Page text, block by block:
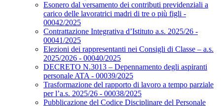
Esonero dal versamento dei contributi previdenziali a
carico delle lavoratrici madri di tre o più figli -
00042/2025
Contrattazione Integrativa d’Istituto a.s. 2025/26 -
00041/2025
Elezioni dei rappresentanti nei Consigli di Classe – a.s.
2025/2026 - 00040/2025
DECRETO N.3013 – Depennamento degli aspiranti
personale ATA - 00039/2025
Trasformazione del rapporto di lavoro a tempo parziale
per l’a.s. 2025/26 - 00038/2025
Pubblicazione del Codice Disciplinare del Personale